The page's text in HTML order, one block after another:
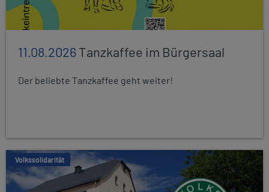
11.08.2026Tanzkaffee im Bürgersaal
Der beliebte Tanzkaffee geht weiter!
Volkssolidarität